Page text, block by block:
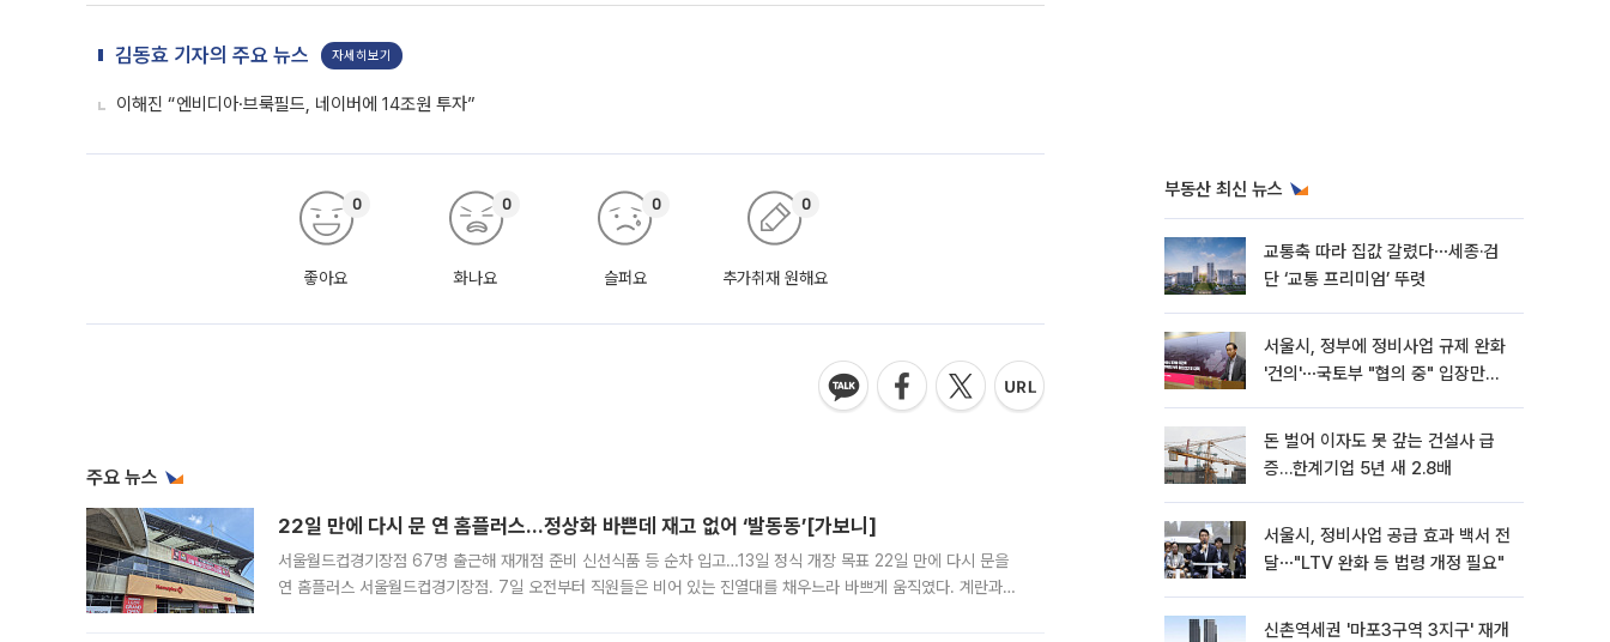
김동효 기자의 주요 뉴스 자세히보기
이해진 “엔비디아·브룩필드, 네이버에 14조원 투자”
좋아요
0
화나요
0
슬퍼요
0
추가취재 원해요
0
주요 뉴스
22일 만에 다시 문 연 홈플러스…정상화 바쁜데 재고 없어 ‘발동동’[가보니]
서울월드컵경기장점 67명 출근해 재개점 준비 신선식품 등 순차 입고…13일 정식 개장 목표 22일 만에 다시 문을
연 홈플러스 서울월드컵경기장점. 7일 오전부터 직원들은 비어 있는 진열대를 채우느라 바쁘게 움직였다. 계란과
부동산 최신 뉴스
교통축 따라 집값 갈렸다⋯세종·검
단 ‘교통 프리미엄’ 뚜렷
서울시, 정부에 정비사업 규제 완화
'건의'⋯국토부 "협의 중" 입장만
돈 벌어 이자도 못 갚는 건설사 급
증…한계기업 5년 새 2.8배
서울시, 정비사업 공급 효과 백서 전
달⋯"LTV 완화 등 법령 개정 필요"
신촌역세권 '마포3구역 3지구' 재개